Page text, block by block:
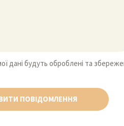
дані будуть оброблені та